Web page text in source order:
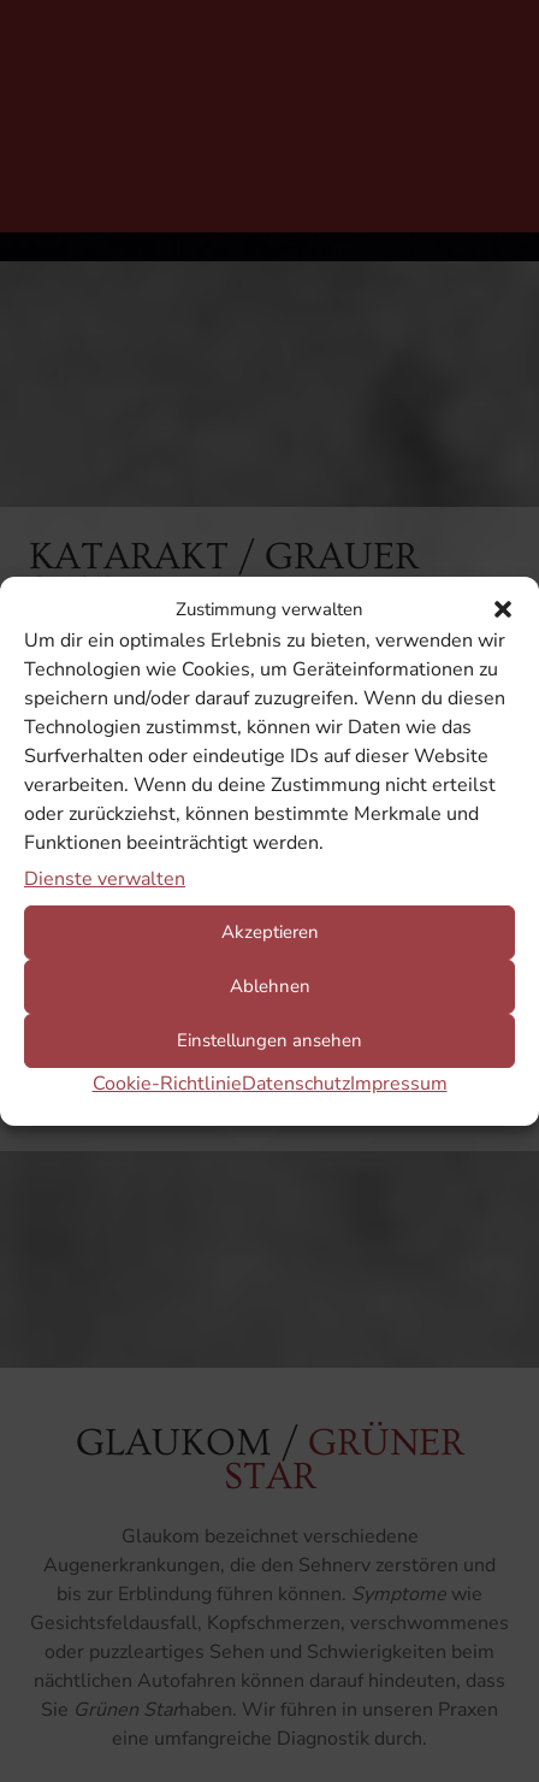
Zustimmung verwalten
Um dir ein optimales Erlebnis zu bieten, verwenden wir
Technologien wie Cookies, um Geräteinformationen zu
speichern und/oder darauf zuzugreifen. Wenn du diesen
Technologien zustimmst, können wir Daten wie das
Surfverhalten oder eindeutige IDs auf dieser Website
verarbeiten. Wenn du deine Zustimmung nicht erteilst
oder zurückziehst, können bestimmte Merkmale und
Funktionen beeinträchtigt werden.
Dienste verwalten
Akzeptieren
Ablehnen
Einstellungen ansehen
Cookie-RichtlinieDatenschutzImpressum
KATARAKT / GRAUER
STAR
FEMTO-LASER-
BEHANDLUNG
Ihre neueKunstlinse
DieLinseim Auge ist für unser Sehen von größter
Wichtigkeit. Trübt sie zum Beispiel im Alter ein, lässt
die Sehschärfe langsam nach, die Farben werden
blasser und die Kontrastwahrnehmung verliert ihre
Kraft. Wir behandeln den
weltweit am häufigsten durchgeführten Eingriff und
tauschen die eingetrübte Linse durch eine Kunstlinse.
Präzisionsarbeit gelingt durch den
. Für Sie als Patient eine minimal-invasive
Behandlung zum Erhalt Ihrer
Lebensqualität
GLAUKOM / GRÜNER
STAR
Glaukom bezeichnet verschiedene
Augenerkrankungen, die den Sehnerv zerstören und
bis zur Erblindung führen können. Symptome wie
Gesichtsfeldausfall, Kopfschmerzen, verschwommenes
oder puzzleartiges Sehen und Schwierigkeiten beim
nächtlichen Autofahren können darauf hindeuten, dass
Sie Grünen Starhaben. Wir führen in unseren Praxen
eine umfangreiche Diagnostik durch.